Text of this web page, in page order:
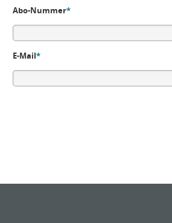
Abo-Nummer*
E-Mail*